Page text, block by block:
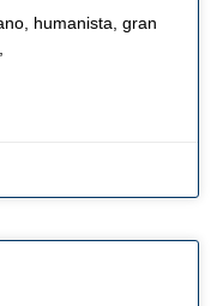
humanista, gran